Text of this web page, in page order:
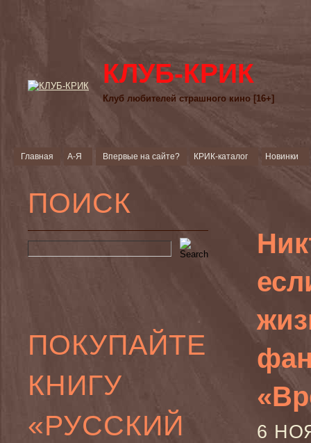
КЛУБ-КРИК
Клуб любителей страшного кино [16+]
Главная А-Я Впервые на сайте? КРИК-каталог Новинки
ПОИСК
ПОКУПАЙТЕ
КНИГУ
«РУССКИЙ
6